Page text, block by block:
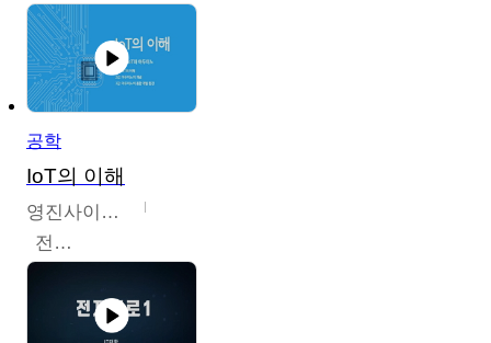
공학
IoT의 이해
영진사이버대학교
전병현